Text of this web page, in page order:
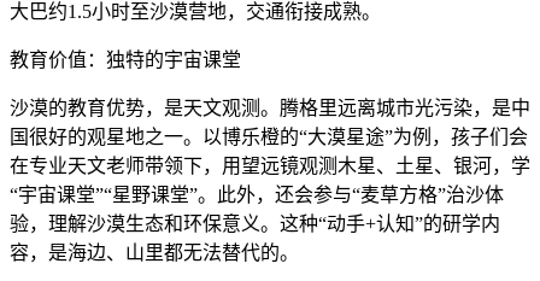
大巴约1.5小时至沙漠营地，交通衔接成熟。
教育价值：独特的宇宙课堂
沙漠的教育优势，是天文观测。腾格里远离城市光污染，是中
国很好的观星地之一。以博乐橙的“大漠星途”为例，孩子们会
在专业天文老师带领下，用望远镜观测木星、土星、银河，学
“宇宙课堂”“星野课堂”。此外，还会参与“麦草方格”治沙体
验，理解沙漠生态和环保意义。这种“动手+认知”的研学内
容，是海边、山里都无法替代的。